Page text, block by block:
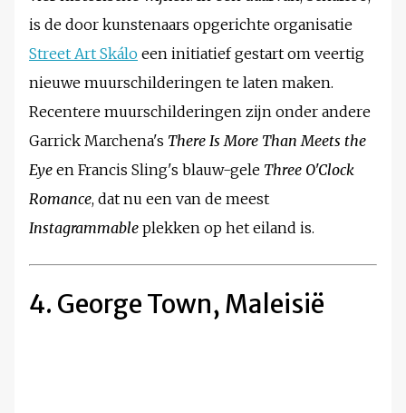
is de door kunstenaars opgerichte organisatie
Street Art Skálo een initiatief gestart om veertig
nieuwe muurschilderingen te laten maken.
Recentere muurschilderingen zijn onder andere
Garrick Marchena's There Is More Than Meets the
Eye en Francis Sling's blauw-gele Three O'Clock
Romance, dat nu een van de meest
Instagrammable plekken op het eiland is.
4. George Town, Maleisië